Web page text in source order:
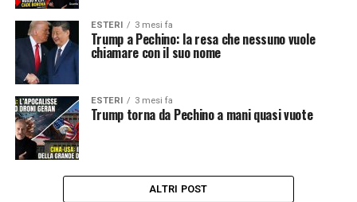
ESTERI 3 mesi fa
Trump a Pechino: la resa che nessuno vuole
chiamare con il suo nome
ESTERI 3 mesi fa
Trump torna da Pechino a mani quasi vuote
ALTRI POST